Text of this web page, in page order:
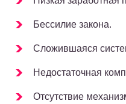
Бессилие закона.
Сложившаяся
Недостаточная
Отсутствие